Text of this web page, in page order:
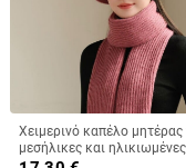
Χειμερινό καπέλο μητέρας
μεσήλικες και ηλικιωμένες